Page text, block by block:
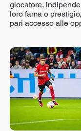
giocatore,
loro fama o
pari accesso alle